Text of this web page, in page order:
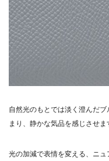
自然光のもとでは淡く澄んだ
まり、静かな気品を感じさせま
光の加減で表情を変える、ニュ